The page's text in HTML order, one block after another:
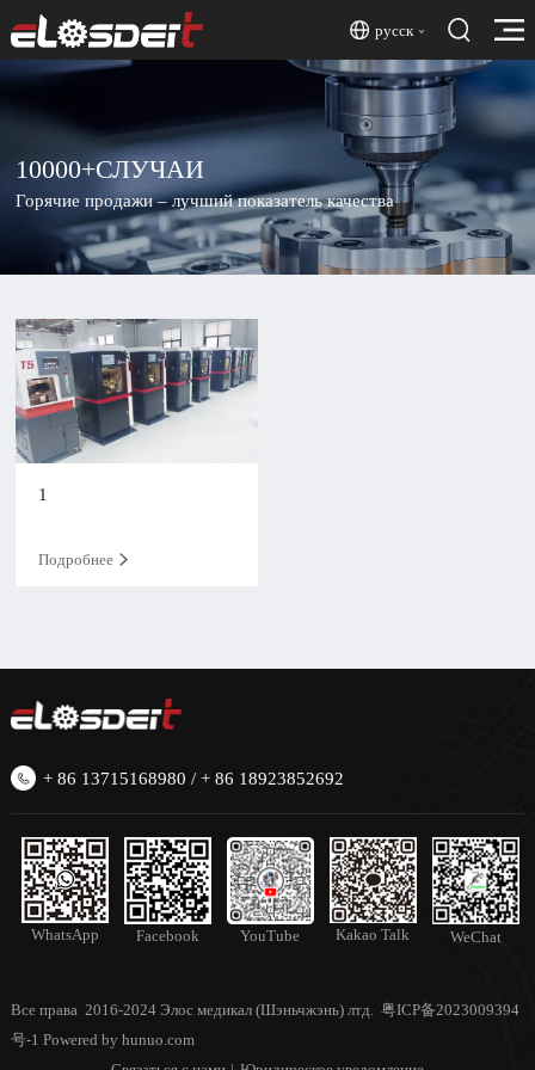
русск
10000+СЛУЧАИ
Горячие продажи – лучший показатель качества
1
Подробнее
+ 86 13715168980 / + 86 18923852692
WhatsApp Facebook YouTube Kakao Talk WeChat
Все права 2016-2024 Элос медикал (Шэньчжэнь) лтд. 粤ICP备2023009394
号-1 Powered by hunuo.com